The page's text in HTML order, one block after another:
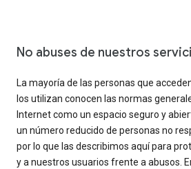
No abuses de nuestros
La mayoría de las personas que
los utilizan conocen las normas
Internet como un espacio seguro y
un número reducido de personas no
por lo que las describimos aquí para
y a nuestros usuarios frente a abusos.